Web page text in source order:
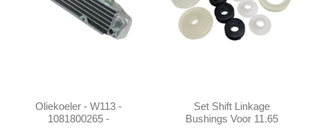
Oliekoeler - W113 -
1081800265 -
Set Shift Linkage
Bushings Voor 11.65